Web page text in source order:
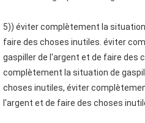
5)) éviter complètement la
faire des choses inutiles. éviter
gaspiller de l'argent et de faire des
complètement la situation de
choses inutiles, éviter
l'argent et de faire des choses